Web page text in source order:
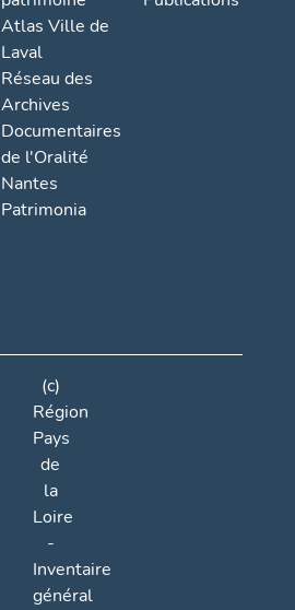
Atlas Ville de
Laval
Réseau des
Archives
Documentaires
de l'Oralité
Nantes
Patrimonia
(c)
Région
Pays
de
la
Loire
-
Inventaire
général